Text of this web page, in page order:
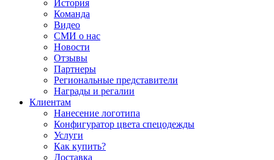
История
Команда
Видео
СМИ о нас
Новости
Отзывы
Партнеры
Региональные представители
Награды и регалии
Клиентам
Нанесение логотипа
Конфигуратор цвета спецодежды
Услуги
Как купить?
Доставка